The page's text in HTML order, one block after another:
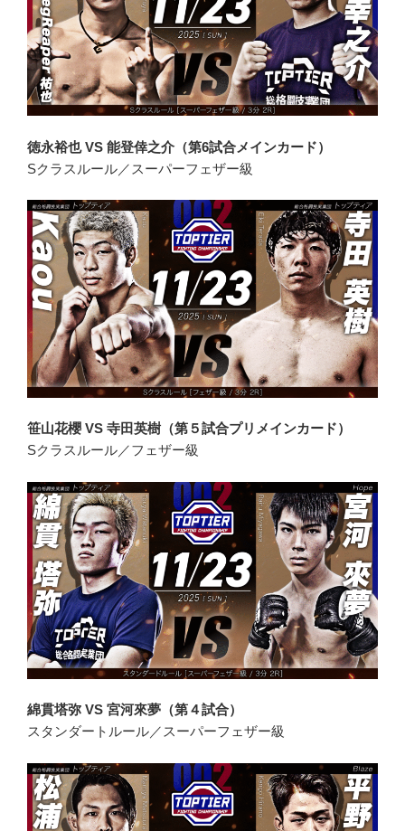
徳永裕也 VS 能登倖之介（第6試合メインカード）
Sクラスルール／スーパーフェザー級
笹山花櫻 VS 寺田英樹（第５試合プリメインカード）
Sクラスルール／フェザー級
綿貫塔弥 VS 宮河來夢（第４試合）
スタンダートルール／スーパーフェザー級